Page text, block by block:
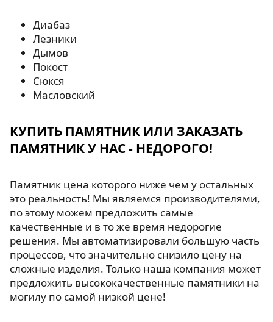
Диабаз
Лезники
Дымов
Покост
Сюкся
Масловский
КУПИТЬ ПАМЯТНИК ИЛИ ЗАКАЗАТЬ
ПАМЯТНИК У НАС - НЕДОРОГО!
Памятник цена которого ниже чем у остальных
это реальность! Мы являемся производителями,
по этому можем предложить самые
качественные и в то же время недорогие
решения. Мы автоматизировали большую часть
процессов, что значительно снизило цену на
сложные изделия. Только наша компания может
предложить высококачественные памятники на
могилу по самой низкой цене!